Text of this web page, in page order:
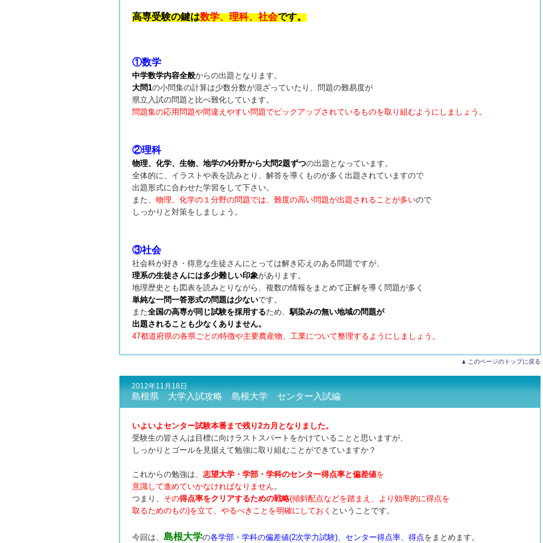
高専受験の鍵は数学、理科、社会です。
①数学
中学数学内容全般からの出題となります。
大問1の小問集の計算は少数分数が混ざっていたり、問題の難易度が
県立入試の問題と比べ難化しています。
問題集の応用問題や間違えやすい問題でピックアップされているものを取り組むようにしましょう。
②理科
物理、化学、生物、地学の4分野から大問2題ずつの出題となっています。
全体的に、イラストや表を読みとり、解答を導くものが多く出題されていますので
出題形式に合わせた学習をして下さい。
また、 物理、化学の１分野の問題では、難度の高い問題が出題されることが多いので
しっかりと対策をしましょう。
③社会
社会科が好き・得意な生徒さんにとっては解き応えのある問題ですが、
理系の生徒さんには多少難しい印象があります。
地理歴史とも図表を読みとりながら、複数の情報をまとめて正解を導く問題が多く
単純な一問一答形式の問題は少ないです。
また全国の高専が同じ試験を採用するため、馴染みの無い地域の問題が
出題されることも少なくありません。
47都道府県の各県ごとの特徴や主要農産物、工業について整理するようにしましょう。
このページのトップに戻る
2012年11月18日
島根県 大学入試攻略 島根大学 センター入試編
いよいよセンター試験本番まで残り2カ月となりました。
受験生の皆さんは目標に向けラストスパートをかけていることと思いますが、
しっかりとゴールを見据えて勉強に取り組むことができていますか？
これからの勉強は、 志望大学・学部・学科のセンター得点率と偏差値を
意識して進めていかなければなりません。
つまり、 その得点率をクリアするための戦略(傾斜配点などを踏まえ、より効率的に得点を
取るためのもの)を立て、 やるべきことを明確にしておく ということです。
今回は、 島根大学の各学部・学科の偏差値(2次学力試験)、センター得点率、得点をまとめます。